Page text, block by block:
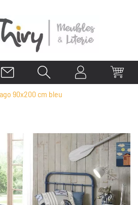
90x200 cm bleu